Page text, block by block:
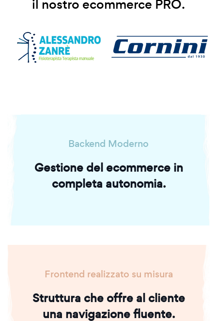
il nostro ecommerce PRO.
Backend Moderno
Gestione del ecommerce in
completa autonomia.
Frontend realizzato su misura
Struttura che offre al cliente
una navigazione fluente.